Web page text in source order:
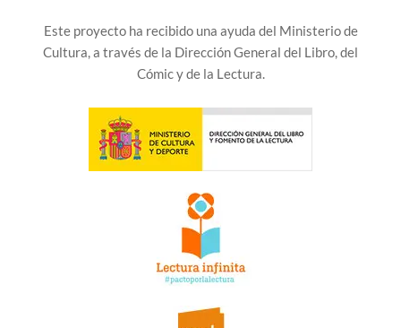
Este proyecto ha recibido una ayuda del Ministerio de
Cultura, a través de la Dirección General del Libro, del
Cómic y de la Lectura.